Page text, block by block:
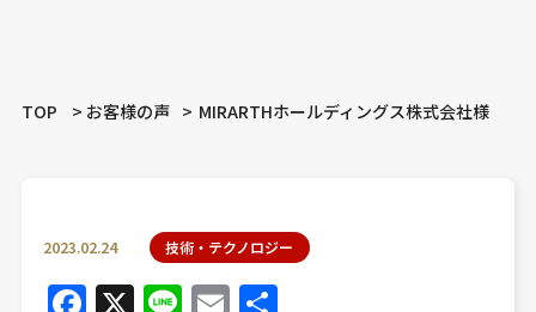
TOP お客様の声 MIRARTHホールディングス株式会社様
2023.02.24 技術・テクノロジー